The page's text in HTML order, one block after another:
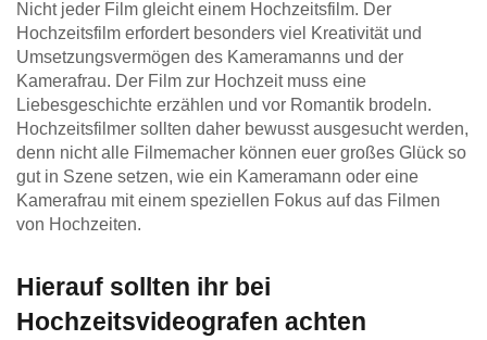
Nicht jeder Film gleicht einem Hochzeitsfilm. Der
Hochzeitsfilm erfordert besonders viel Kreativität und
Umsetzungsvermögen des Kameramanns und der
Kamerafrau. Der Film zur Hochzeit muss eine
Liebesgeschichte erzählen und vor Romantik brodeln.
Hochzeitsfilmer sollten daher bewusst ausgesucht werden,
denn nicht alle Filmemacher können euer großes Glück so
gut in Szene setzen, wie ein Kameramann oder eine
Kamerafrau mit einem speziellen Fokus auf das Filmen
von Hochzeiten.
Hierauf sollten ihr bei
Hochzeitsvideografen achten